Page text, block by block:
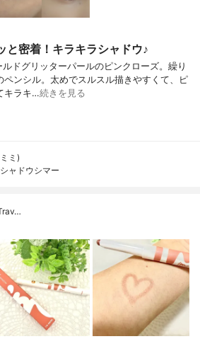
と密着！キラキラシャドウ♪
ドグリッターパールのピンクローズ。繰り
ペンシル。太めでスルスル描きやすくて、ピ
キラキ…続きを見る
ミ)
ャドウシマー